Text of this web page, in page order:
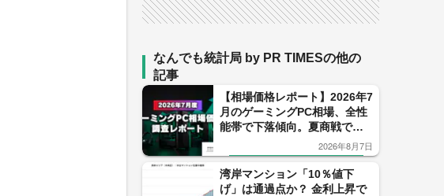
なんでも統計局 by PR TIMESの他の
記事
【相場価格レポート】2026年7
月のゲーミングPC相場、全性
能帯で下落傾向。夏商戦で価
2026年8月7日
湾岸マンション「10％値下
げ」は通過点か？ 金利上昇で